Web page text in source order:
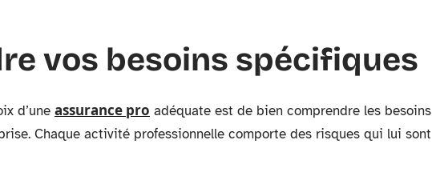
vos besoins spécifiques
d’une assurance pro adéquate est de bien comprendre les besoins
Chaque activité professionnelle comporte des risques qui lui sont